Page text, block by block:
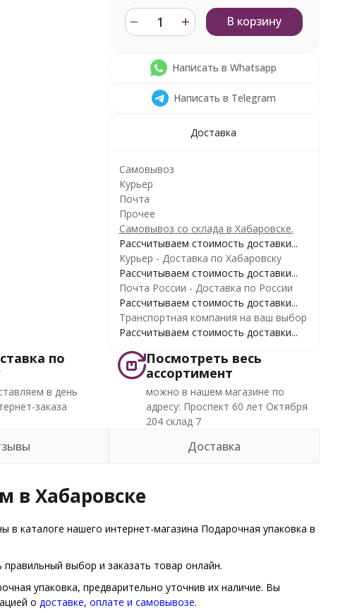
В корзину
Написать в Whatsapp
Написать в Telegram
Доставка
Самовывоз
Курьер
Почта
Прочее
Самовывоз со склада в Хабаровске.
Рассчитываем стоимость доставки...
Курьер - Доставка по Хабаровску
Рассчитываем стоимость доставки...
Почта России - Доставка по России
Рассчитываем стоимость доставки...
Транспортная компания на ваш выбор
Рассчитываем стоимость доставки...
по
в день
заказа
Посмотреть весь
ассортимент
можно в нашем магазине по
адресу: Проспект 60 лет Октября
204 склад 7
Доставка
в Хабаровске
в каталоге нашего интернет-магазина Подарочная упаковка в
выбор и заказать товар онлайн.
упаковка, предварительно уточнив их наличие. Вы
о доставке, оплате и самовывозе.